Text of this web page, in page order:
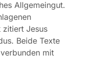
Allgemeingut.
zitiert Jesus
Beide Texte
mit